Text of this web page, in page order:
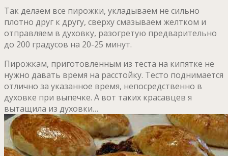
Так делаем все пирожки, укладываем не сильно
плотно друг к другу, сверху смазываем желтком и
отправляем в духовку, разогретую предварительно
до 200 градусов на 20-25 минут.
Пирожкам, приготовленным из теста на кипятке не
нужно давать время на расстойку. Тесто поднимается
отлично за указанное время, непосредственно в
духовке при выпечке. А вот таких красавцев я
вытащила из духовки…